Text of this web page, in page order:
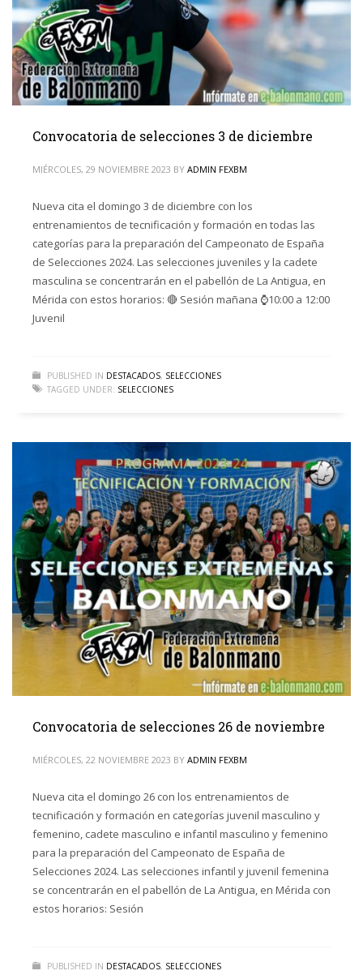
Convocatoria de selecciones 3 de diciembre
MIÉRCOLES, 29 NOVIEMBRE 2023 BY ADMIN FEXBM
Nueva cita el domingo 3 de diciembre con los
entrenamientos de tecnificación y formación en todas las
categorías para la preparación del Campeonato de España
de Selecciones 2024. Las selecciones juveniles y la cadete
masculina se concentrarán en el pabellón de La Antigua, en
Mérida con estos horarios: 🔴 Sesión mañana ⌚️10:00 a 12:00
Juvenil
PUBLISHED IN DESTACADOS, SELECCIONES
TAGGED UNDER: SELECCIONES
Convocatoria de selecciones 26 de noviembre
MIÉRCOLES, 22 NOVIEMBRE 2023 BY ADMIN FEXBM
Nueva cita el domingo 26 con los entrenamientos de
tecnificación y formación en categorías juvenil masculino y
femenino, cadete masculino e infantil masculino y femenino
para la preparación del Campeonato de España de
Selecciones 2024. Las selecciones infantil y juvenil femenina
se concentrarán en el pabellón de La Antigua, en Mérida con
estos horarios: Sesión
PUBLISHED IN DESTACADOS, SELECCIONES